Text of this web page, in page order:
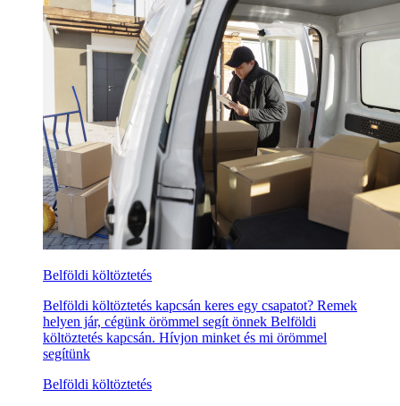
Belföldi költöztetés
Belföldi költöztetés kapcsán keres egy csapatot? Remek
helyen jár, cégünk örömmel segít önnek Belföldi
költöztetés kapcsán. Hívjon minket és mi örömmel
segítünk
Belföldi költöztetés